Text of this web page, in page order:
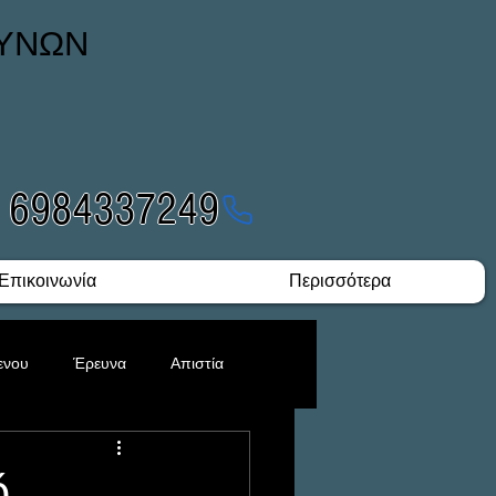
Επικοινωνία Περισσότερα
Έρευνα Απιστία
Υποθέσεις Ναρκωτικών